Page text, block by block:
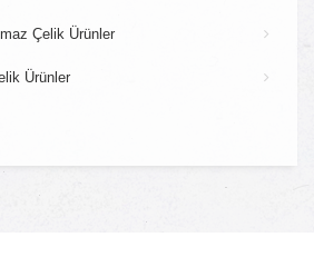
Çelik Ürünler
Ürünler